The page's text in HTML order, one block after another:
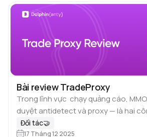
Bài review TradeProxy
Trong lĩnh vực chạy quảng cáo,
duyệt antidetect và proxy — là hai
thiếu chúng thì gần như không thể
Đối tác🤝
17 Tháng 12 2025